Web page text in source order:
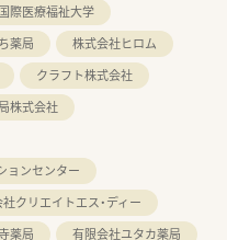
際医療福祉大学
薬局
株式会社ヒロム
クラフト株式会社
株式会社
ョンセンター
クリエイトエス・ディー
薬局
有限会社ユタカ薬局